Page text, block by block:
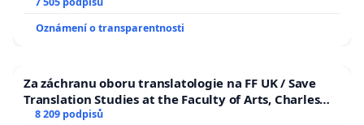
Oznámení o transparentnosti
Za záchranu oboru translatologie na FF UK / Save
Translation Studies at the Faculty of Arts, Charles
University
8 209 podpisů